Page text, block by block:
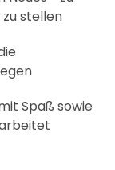
stellen
Spaß sowie